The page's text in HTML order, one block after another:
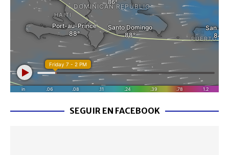
SEGUIR EN FACEBOOK